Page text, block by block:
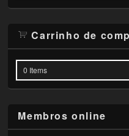
Carrinho de
0 Items
Membros online